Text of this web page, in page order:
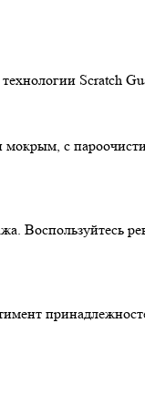
Scratch
с
Воспользуйтесь